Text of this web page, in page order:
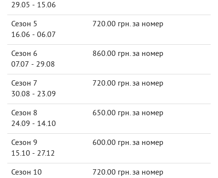
29.05 - 15.06
Сезон 5
16.06 - 06.07
720.00 грн. за номер
Сезон 6
07.07 - 29.08
860.00 грн. за номер
Сезон 7
30.08 - 23.09
720.00 грн. за номер
Сезон 8
24.09 - 14.10
650.00 грн. за номер
Сезон 9
15.10 - 27.12
600.00 грн. за номер
Сезон 10
720.00 грн. за номер